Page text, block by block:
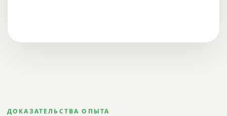
ДОКАЗАТЕЛЬСТВА ОПЫТА